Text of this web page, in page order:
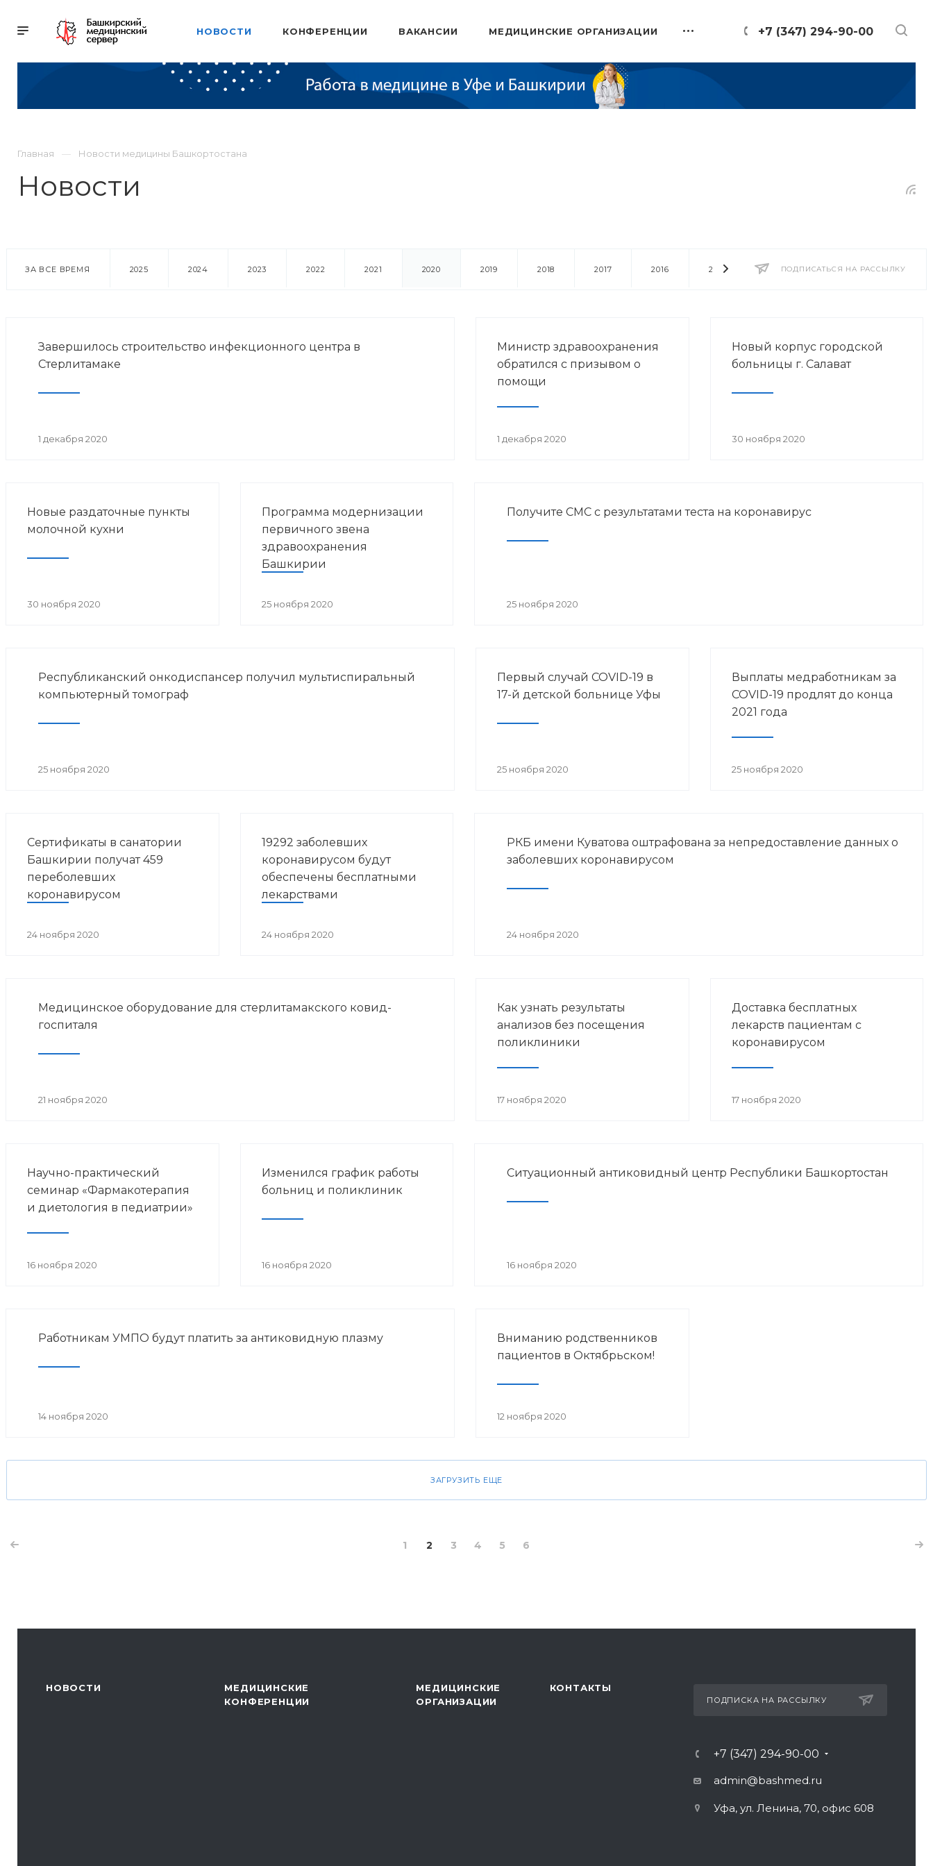
+7 (347) 294-90-00
НОВОСТИ КОНФЕРЕНЦИИ ВАКАНСИИ МЕДИЦИНСКИЕ ОРГАНИЗАЦИИ
Главная Новости медицины Башкортостана
Новости
ПОДПИСАТЬСЯ НА РАССЫЛКУ
ЗА ВСЕ ВРЕМЯ 2025 2024 2023 2022 2021 2020 2019 2018 2017 2016 2014 2013 2012 2011
Завершилось строительство инфекционного центра в
Стерлитамаке
1 декабря 2020
Министр здравоохранения
обратился с призывом о
помощи
1 декабря 2020
Новый корпус городской
больницы г. Салават
30 ноября 2020
Новые раздаточные пункты
молочной кухни
30 ноября 2020
Программа модернизации
первичного звена
здравоохранения
Башкирии
25 ноября 2020
Получите СМС с результатами теста на коронавирус
25 ноября 2020
Республиканский онкодиспансер получил мультиспиральный
компьютерный томограф
25 ноября 2020
Первый случай COVID-19 в
17-й детской больнице Уфы
25 ноября 2020
Выплаты медработникам за
COVID-19 продлят до конца
2021 года
25 ноября 2020
Сертификаты в санатории
Башкирии получат 459
переболевших
коронавирусом
24 ноября 2020
19292 заболевших
коронавирусом будут
обеспечены бесплатными
лекарствами
24 ноября 2020
РКБ имени Куватова оштрафована за непредоставление данных о
заболевших коронавирусом
24 ноября 2020
Медицинское оборудование для стерлитамакского ковид-
госпиталя
21 ноября 2020
Как узнать результаты
анализов без посещения
поликлиники
17 ноября 2020
Доставка бесплатных
лекарств пациентам с
коронавирусом
17 ноября 2020
Научно-практический
семинар «Фармакотерапия
и диетология в педиатрии»
16 ноября 2020
Изменился график работы
больниц и поликлиник
16 ноября 2020
Ситуационный антиковидный центр Республики Башкортостан
16 ноября 2020
Работникам УМПО будут платить за антиковидную плазму
14 ноября 2020
Вниманию родственников
пациентов в Октябрьском!
12 ноября 2020
ЗАГРУЗИТЬ ЕЩЕ
1 2 3 4 5 6
НОВОСТИ
МЕДИЦИНСКИЕ
КОНФЕРЕНЦИИ
МЕДИЦИНСКИЕ
ОРГАНИЗАЦИИ
КОНТАКТЫ
ПОДПИСКА НА РАССЫЛКУ
+7 (347) 294-90-00
admin@bashmed.ru
Уфа, ул. Ленина, 70, офис 608